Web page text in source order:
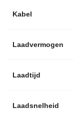
Kabel
Laadvermogen
Laadtijd
Laadsnelheid